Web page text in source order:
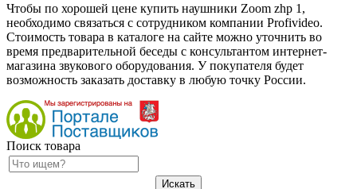
Чтобы по хорошей цене купить наушники Zoom zhp 1,
необходимо связаться с сотрудником компании Profivideo.
Стоимость товара в каталоге на сайте можно уточнить во
время предварительной беседы с консультантом интернет-
магазина звукового оборудования. У покупателя будет
возможность заказать доставку в любую точку России.
Поиск товара